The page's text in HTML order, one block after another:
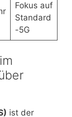
Fokus auf
Standard
-5G
ist der